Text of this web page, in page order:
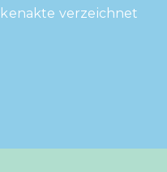
verzeichnet